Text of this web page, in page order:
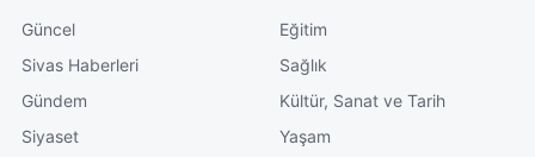
Güncel
Sivas Haberleri
Gündem
Siyaset
Eğitim
Sağlık
Kültür, Sanat ve Tarih
Yaşam